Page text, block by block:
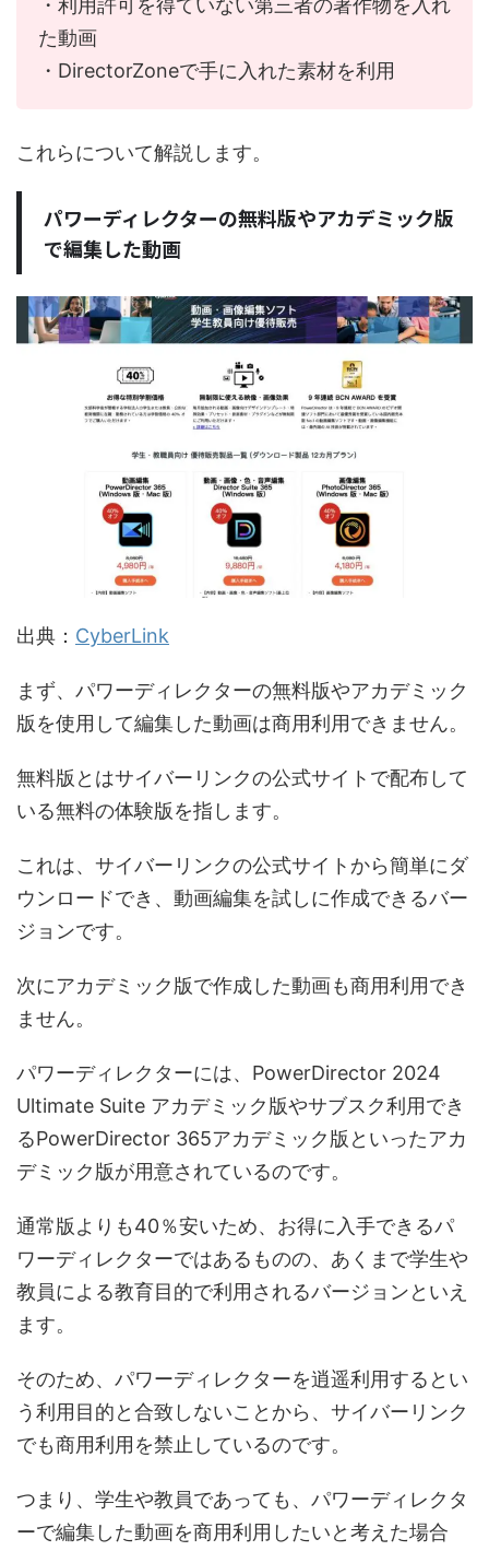
た動画
・DirectorZoneで手に入れた素材を利用
これらについて解説します。
パワーディレクターの無料版やアカデミック版
で編集した動画
出典： CyberLink
まず、パワーディレクターの無料版やアカデミック
版を使用して編集した動画は商用利用できません。
無料版とはサイバーリンクの公式サイトで配布して
いる無料の体験版を指します。
これは、サイバーリンクの公式サイトから簡単にダ
ウンロードでき、動画編集を試しに作成できるバー
ジョンです。
次にアカデミック版で作成した動画も商用利用でき
ません。
パワーディレクターには、PowerDirector 2024
Ultimate Suite アカデミック版やサブスク利用でき
るPowerDirector 365アカデミック版といったアカ
デミック版が用意されているのです。
通常版よりも40％安いため、お得に入手できるパ
ワーディレクターではあるものの、あくまで学生や
教員による教育目的で利用されるバージョンといえ
ます。
そのため、パワーディレクターを逍遥利用するとい
う利用目的と合致しないことから、サイバーリンク
でも商用利用を禁止しているのです。
つまり、学生や教員であっても、パワーディレクタ
ーで編集した動画を商用利用したいと考えた場合